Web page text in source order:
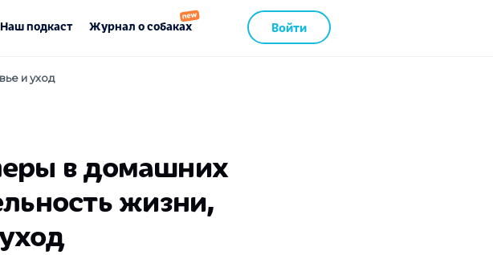
Наш подкаст Журнал о собаках Войти
и уход
в домашних
жизни,